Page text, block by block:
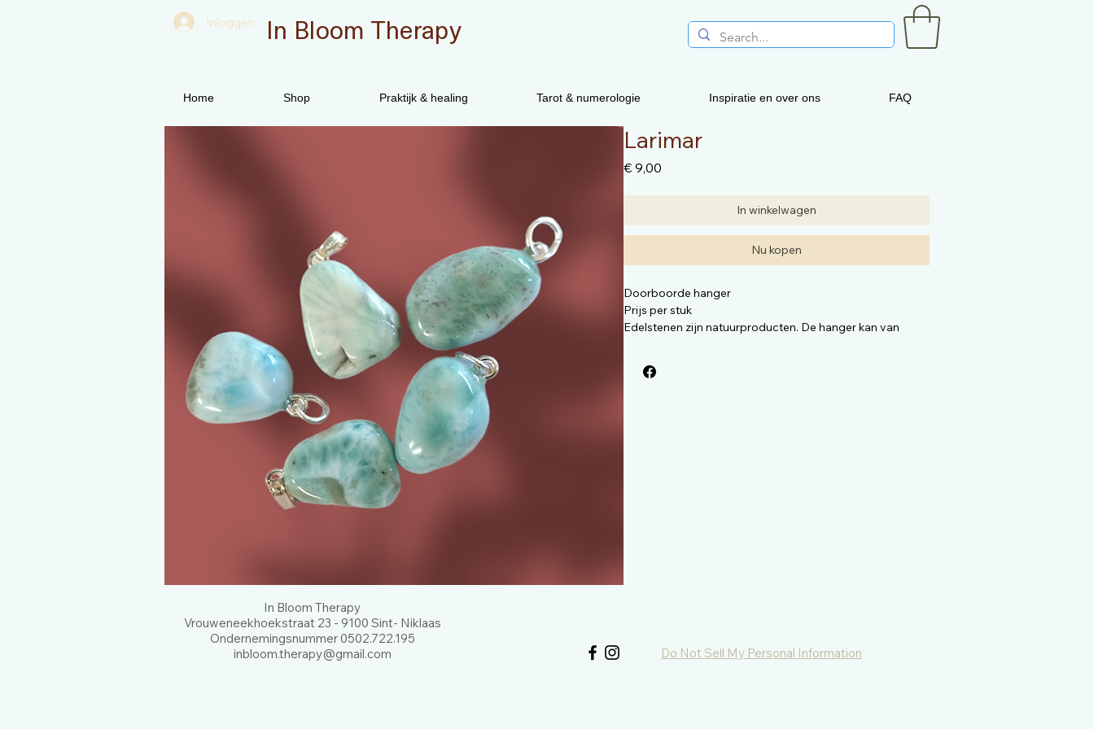
Inloggen In Bloom Therapy
Home Shop Praktijk & healing Tarot & numerologie Inspiratie en over ons FAQ
Larimar
€ 9,00
In winkelwagen
Nu kopen
Doorboorde hanger
Prijs per stuk
Edelstenen zijn natuurproducten. De hanger kan van
In Bloom Therapy
Vrouweneekhoekstraat 23 - 9100 Sint- Niklaas
Ondernemingsnummer 0502.722.195
inbloom.therapy@gmail.com
Do Not Sell My Personal Information